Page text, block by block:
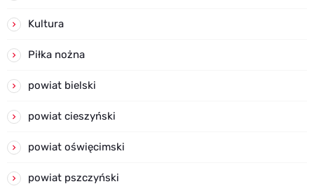
Kultura
Piłka nożna
powiat bielski
powiat cieszyński
powiat oświęcimski
powiat pszczyński